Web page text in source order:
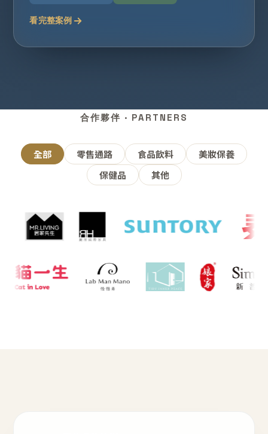
看完整案例
合作夥伴 · PARTNERS
全部 零售通路 食品飲料
美妝保養
保健品
其他